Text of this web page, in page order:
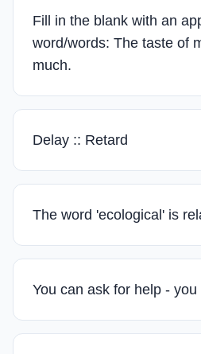
Fill in the blank with an
word/words: The taste of
much.
Delay :: Retard
The word 'ecological' is
You can ask for help - you